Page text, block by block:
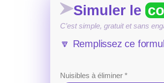
Simuler le
C’est simple, gratuit et sans
🔽 Remplissez ce
Nuisibles à éliminer *